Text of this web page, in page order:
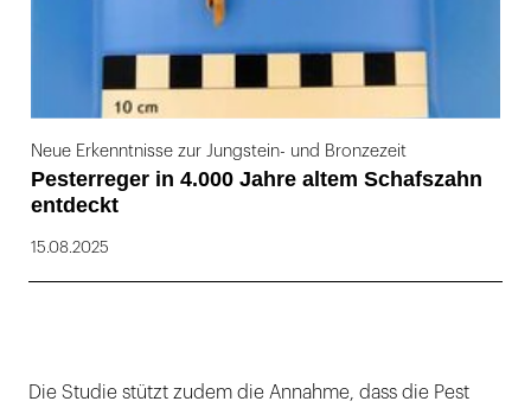
Neue Erkenntnisse zur Jungstein- und Bronzezeit
Pesterreger in 4.000 Jahre altem Schafszahn
entdeckt
15.08.2025
Die Studie stützt zudem die Annahme, dass die Pest